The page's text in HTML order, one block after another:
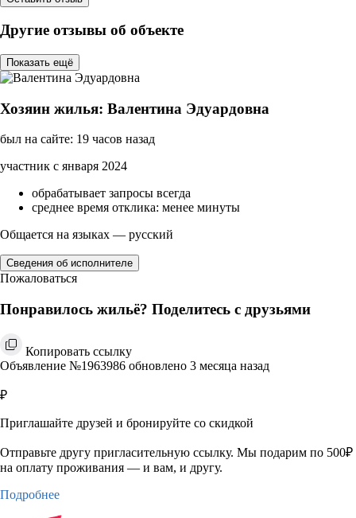
Другие отзывы об объекте
Показать ещё
Хозяин жилья: Валентина Эдуардовна
был на сайте: 19 часов назад
участник с января 2024
обрабатывает запросы всегда
среднее время отклика: менее минуты
Общается на языках — русский
Сведения об исполнителе
Пожаловаться
Понравилось жильё? Поделитесь с друзьями
Копировать ссылку
Объявление №1963986 обновлено 3 месяца назад
₽
Приглашайте друзей и бронируйте со скидкой
Отправьте другу пригласительную ссылку. Мы подарим по 500₽
на оплату проживания — и вам, и другу.
Подробнее